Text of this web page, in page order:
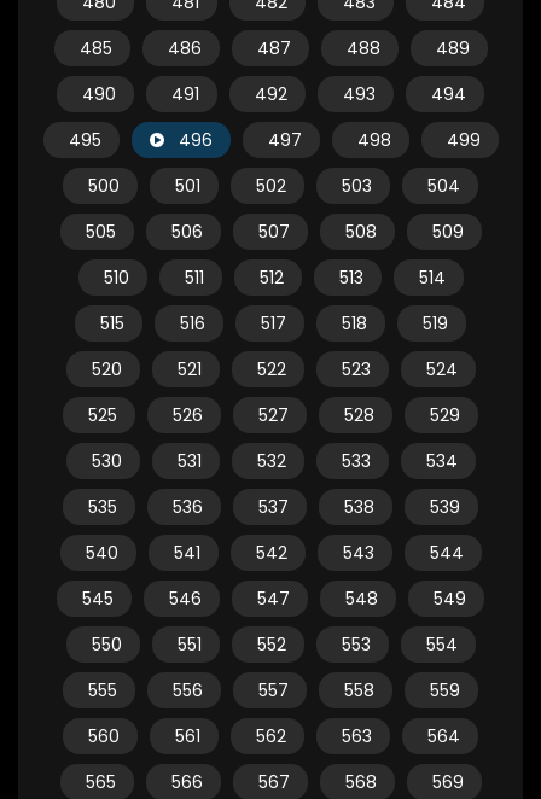
485
486 487 488
489
490
491 492 493
494
495
496 497 498
499
500
501 502 503
504
505
506 507 508
509
510
511 512 513
514
515
516 517 518
519
520
521 522 523
524
525
526 527 528
529
530
531 532 533
534
535
536 537 538
539
540
541 542 543
544
545
546 547 548
549
550
551 552 553
554
555
556 557 558
559
560
561 562 563
564
565
566 567 568
569